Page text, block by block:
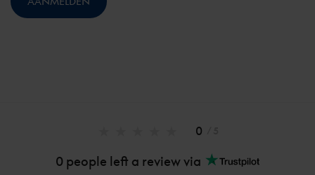
0
0 people left a review via